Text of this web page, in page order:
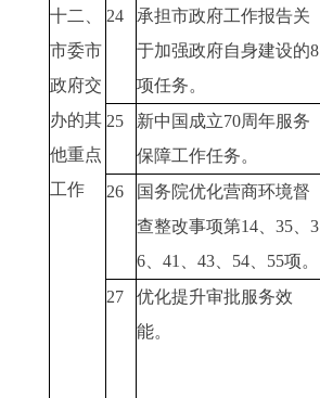
十二、
市委市
政府交
办的其
他重点
工作
24
承担市政府工作报告关
于加强政府自身建设的8
项任务。
25
新中国成立70周年服务
保障工作任务。
26
国务院优化营商环境督
查整改事项第14、35、3
6、41、43、54、55项。
27
优化提升审批服务效
能。